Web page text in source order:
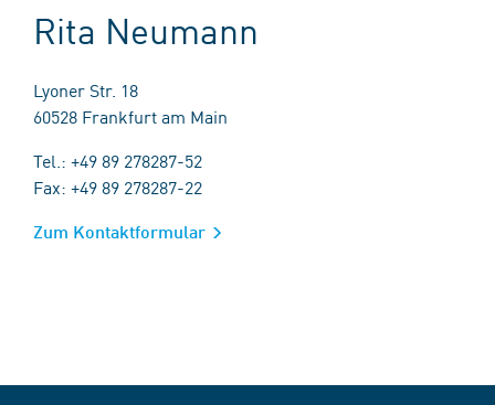
Rita Neumann
Lyoner Str. 18
60528 Frankfurt am Main
Tel.: +49 89 278287-52
Fax: +49 89 278287-22
Zum Kontaktformular